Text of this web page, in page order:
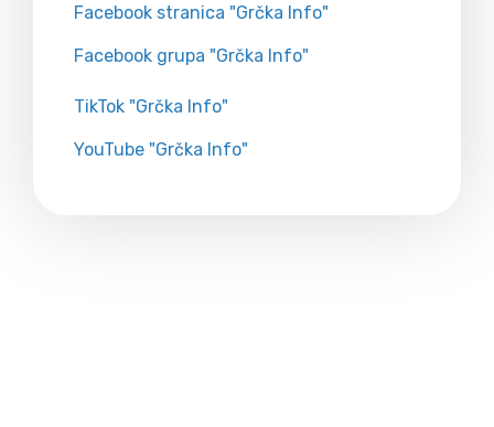
Facebook stranica "Grčka Info"
Facebook grupa "Grčka Info"
TikTok "Grčka Info"
YouTube "Grčka Info"